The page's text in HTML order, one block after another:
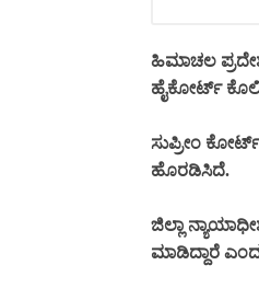
ಹಿಮಾಚಲ
ಹೈಕೋರ್ಟ್
ಸುಪ್ರೀಂ
ಹೊರಡಿಸಿದೆ.
ಜಿಲ್ಲಾ
ಮಾಡಿದ್ದಾರೆ